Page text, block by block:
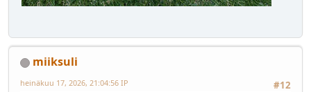
miiksuli
#12
heinäkuu 17, 2026, 21:04:56 IP